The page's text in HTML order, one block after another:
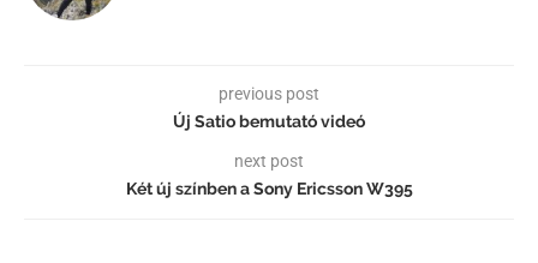
previous post
Új Satio bemutató videó
next post
Két új színben a Sony Ericsson W395